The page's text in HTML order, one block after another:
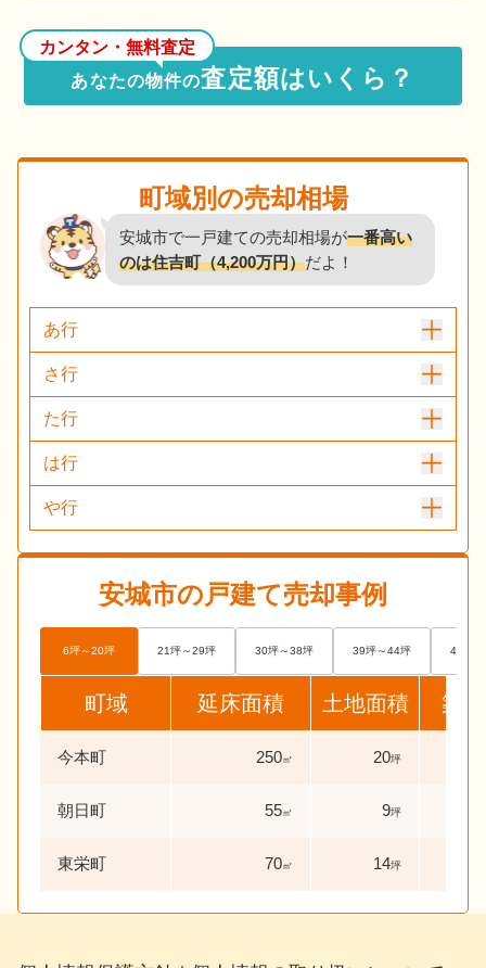
カンタン・無料査定
あなたの物件の査定額はいくら？
町域別の売却相場
安城市で一戸建ての売却相場が一番高い
のは住吉町（4,200万円）だよ！
あ行
さ行
た行
は行
や行
安城市の戸建て売却事例
6坪～20坪 21坪～29坪 30坪～38坪 39坪～44坪 45坪
町域 延床面積 土地面積 築
今本町 250㎡ 20坪
朝日町 55㎡ 9坪
東栄町 70㎡ 14坪